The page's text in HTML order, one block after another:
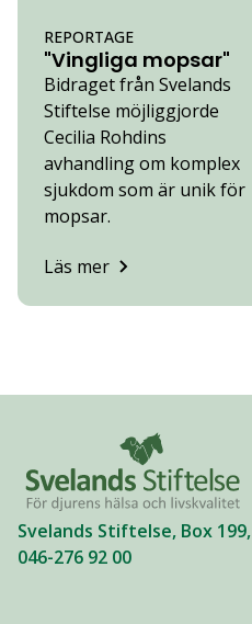
REPORTAGE
"Vingliga mopsar"
Bidraget från Svelands
Stiftelse möjliggjorde
Cecilia Rohdins
avhandling om komplex
sjukdom som är unik för
mopsar.
Läs mer
Svelands Stiftelse, Box
046-276 92 00